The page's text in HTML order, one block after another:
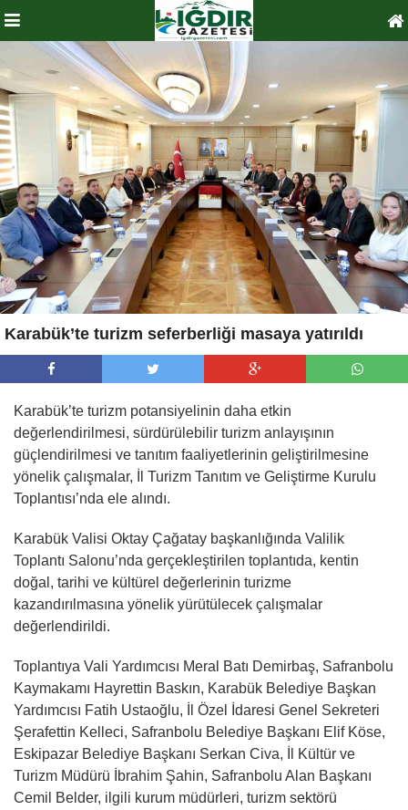
Karabük’te turizm seferberliği masaya yatırıldı
Karabük’te turizm potansiyelinin daha etkin
değerlendirilmesi, sürdürülebilir turizm anlayışının
güçlendirilmesi ve tanıtım faaliyetlerinin geliştirilmesine
yönelik çalışmalar, İl Turizm Tanıtım ve Geliştirme Kurulu
Toplantısı’nda ele alındı.
Karabük Valisi Oktay Çağatay başkanlığında Valilik
Toplantı Salonu’nda gerçekleştirilen toplantıda, kentin
doğal, tarihi ve kültürel değerlerinin turizme
kazandırılmasına yönelik yürütülecek çalışmalar
değerlendirildi.
Toplantıya Vali Yardımcısı Meral Batı Demirbaş, Safranbolu
Kaymakamı Hayrettin Baskın, Karabük Belediye Başkan
Yardımcısı Fatih Ustaoğlu, İl Özel İdaresi Genel Sekreteri
Şerafettin Kelleci, Safranbolu Belediye Başkanı Elif Köse,
Eskipazar Belediye Başkanı Serkan Civa, İl Kültür ve
Turizm Müdürü İbrahim Şahin, Safranbolu Alan Başkanı
Cemil Belder, ilgili kurum müdürleri, turizm sektörü